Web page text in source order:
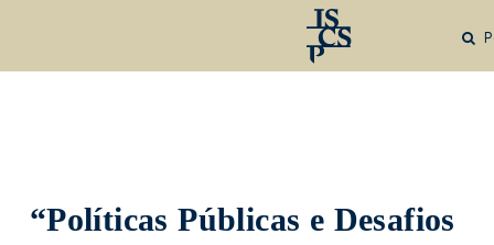
“Políticas Públicas e Desafios